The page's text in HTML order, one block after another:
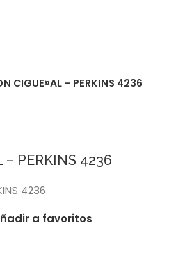
CIGUE¤AL – PERKINS 4236
– PERKINS 4236
4236
a favoritos